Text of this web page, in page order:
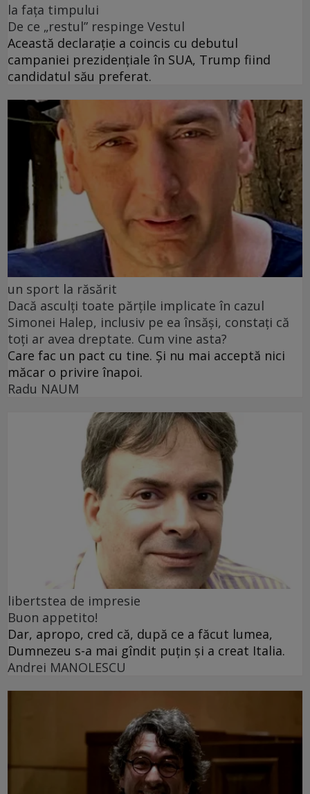
la fața timpului
De ce „restul” respinge Vestul
Această declarație a coincis cu debutul
campaniei prezidențiale în SUA, Trump fiind
candidatul său preferat.
un sport la răsărit
Dacă asculți toate părțile implicate în cazul
Simonei Halep, inclusiv pe ea însăși, constați că
toți ar avea dreptate. Cum vine asta?
Care fac un pact cu tine. Și nu mai acceptă nici
măcar o privire înapoi.
Radu NAUM
libertstea de impresie
Buon appetito!
Dar, apropo, cred că, după ce a făcut lumea,
Dumnezeu s-a mai gîndit puțin și a creat Italia.
Andrei MANOLESCU